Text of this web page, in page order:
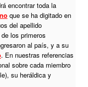
encontrar toda la
que se ha digitado en
del apellido
los primeros
al país, y a su
. En nuestras referencias
sobre cada miembro
su heráldica y